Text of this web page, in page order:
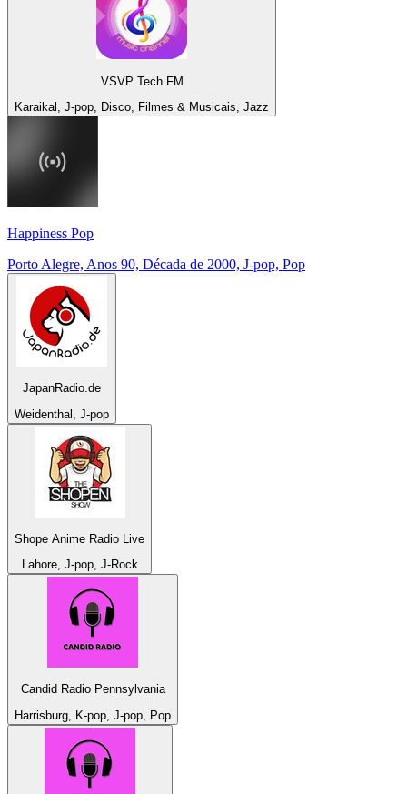
VSVP Tech FM
Karaikal, J-pop, Disco, Filmes & Musicais, Jazz
Happiness Pop
Porto Alegre, Anos 90, Década de 2000, J-pop, Pop
JapanRadio.de
Weidenthal, J-pop
Shope Anime Radio Live
Lahore, J-pop, J-Rock
Candid Radio Pennsylvania
Harrisburg, K-pop, J-pop, Pop